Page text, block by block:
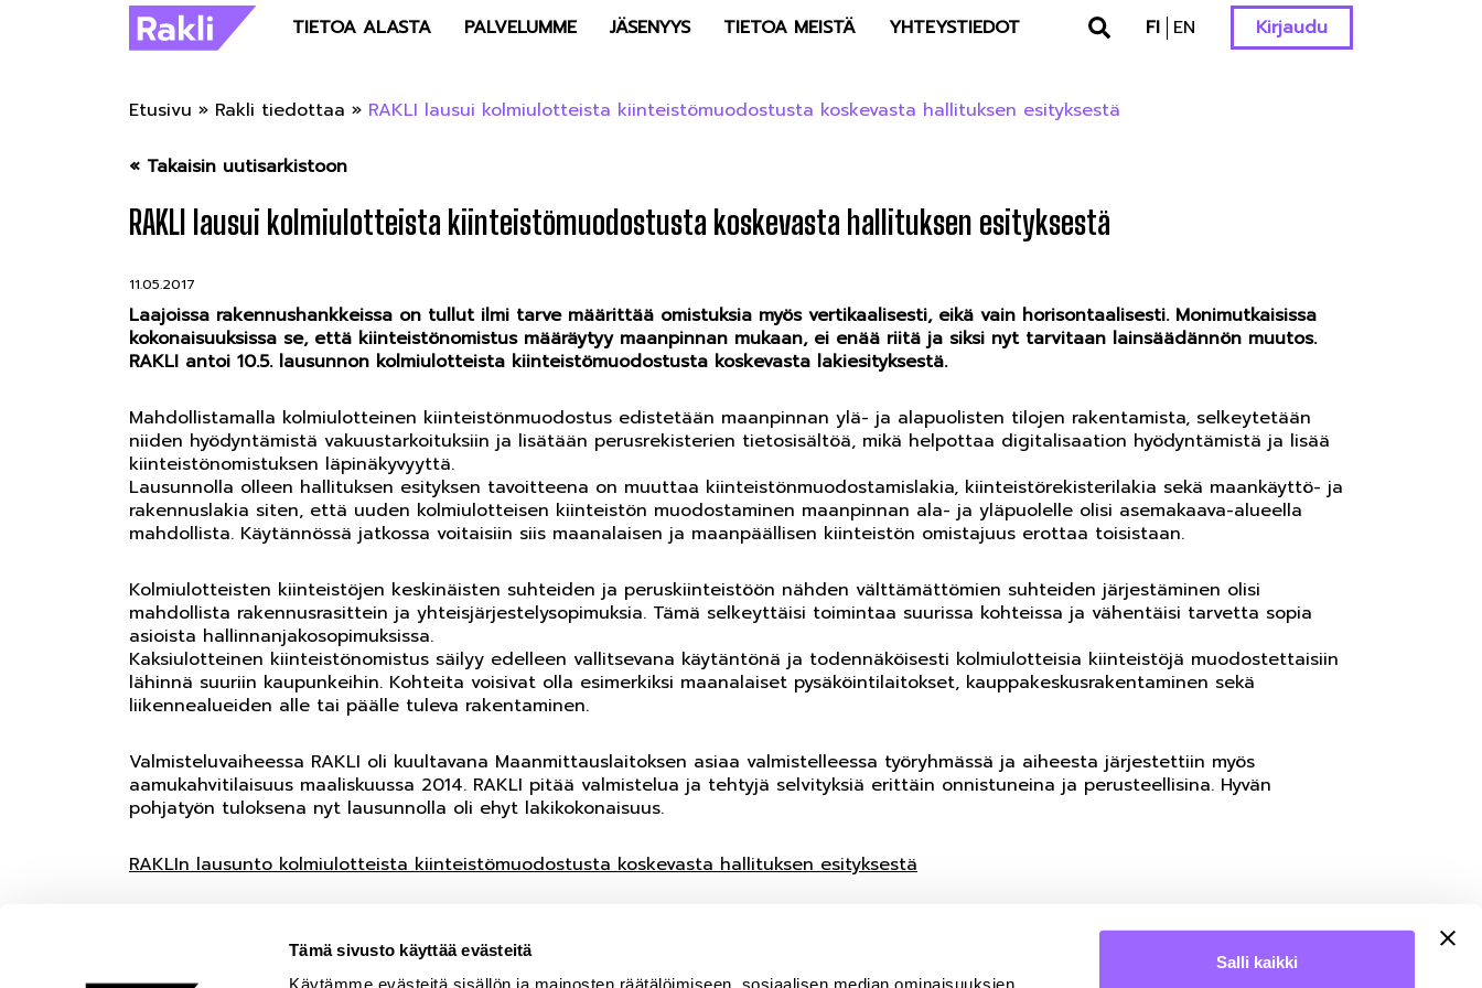
Tämä sivusto käyttää evästeitä
Käytämme evästeitä sisällön ja mainosten räätälöimiseen, sosiaalisen median ominaisuuksien
Salli kaikki
TIETOA ALASTA PALVELUMME JÄSENYYS TIETOA MEISTÄ YHTEYSTIEDOT FI EN Kirjaudu
Etusivu » Rakli tiedottaa » RAKLI lausui kolmiulotteista kiinteistömuodostusta koskevasta hallituksen esityksestä
« Takaisin uutisarkistoon
RAKLI lausui kolmiulotteista kiinteistömuodostusta koskevasta hallituksen esityksestä
11.05.2017
Laajoissa rakennushankkeissa on tullut ilmi tarve määrittää omistuksia myös vertikaalisesti, eikä vain horisontaalisesti. Monimutkaisissa
kokonaisuuksissa se, että kiinteistönomistus määräytyy maanpinnan mukaan, ei enää riitä ja siksi nyt tarvitaan lainsäädännön muutos.
RAKLI antoi 10.5. lausunnon kolmiulotteista kiinteistömuodostusta koskevasta lakiesityksestä.
Mahdollistamalla kolmiulotteinen kiinteistönmuodostus edistetään maanpinnan ylä- ja alapuolisten tilojen rakentamista, selkeytetään
niiden hyödyntämistä vakuustarkoituksiin ja lisätään perusrekisterien tietosisältöä, mikä helpottaa digitalisaation hyödyntämistä ja lisää
kiinteistönomistuksen läpinäkyvyyttä.
Lausunnolla olleen hallituksen esityksen tavoitteena on muuttaa kiinteistönmuodostamislakia, kiinteistörekisterilakia sekä maankäyttö- ja
rakennuslakia siten, että uuden kolmiulotteisen kiinteistön muodostaminen maanpinnan ala- ja yläpuolelle olisi asemakaava-alueella
mahdollista. Käytännössä jatkossa voitaisiin siis maanalaisen ja maanpäällisen kiinteistön omistajuus erottaa toisistaan.
Kolmiulotteisten kiinteistöjen keskinäisten suhteiden ja peruskiinteistöön nähden välttämättömien suhteiden järjestäminen olisi
mahdollista rakennusrasittein ja yhteisjärjestelysopimuksia. Tämä selkeyttäisi toimintaa suurissa kohteissa ja vähentäisi tarvetta sopia
asioista hallinnanjakosopimuksissa.
Kaksiulotteinen kiinteistönomistus säilyy edelleen vallitsevana käytäntönä ja todennäköisesti kolmiulotteisia kiinteistöjä muodostettaisiin
lähinnä suuriin kaupunkeihin. Kohteita voisivat olla esimerkiksi maanalaiset pysäköintilaitokset, kauppakeskusrakentaminen sekä
liikennealueiden alle tai päälle tuleva rakentaminen.
Valmisteluvaiheessa RAKLI oli kuultavana Maanmittauslaitoksen asiaa valmistelleessa työryhmässä ja aiheesta järjestettiin myös
aamukahvitilaisuus maaliskuussa 2014. RAKLI pitää valmistelua ja tehtyjä selvityksiä erittäin onnistuneina ja perusteellisina. Hyvän
pohjatyön tuloksena nyt lausunnolla oli ehyt lakikokonaisuus.
RAKLIn lausunto kolmiulotteista kiinteistömuodostusta koskevasta hallituksen esityksestä